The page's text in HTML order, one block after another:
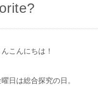
こんにちは！
日は総合探究の日。